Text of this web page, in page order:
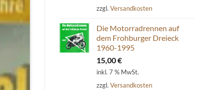
zzgl. Versandkosten
Die Motorradrennen auf
dem Frohburger Dreieck
1960-1995
15,00€
inkl. 7 % MwSt.
zzgl. Versandkosten